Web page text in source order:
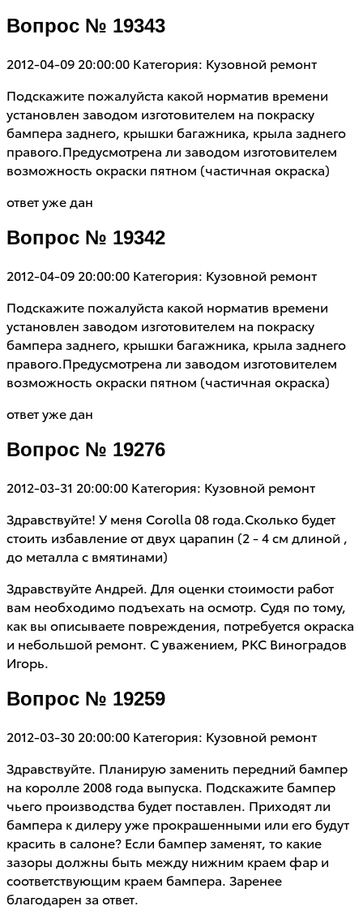
Вопрос № 19343
2012-04-09 20:00:00 Категория: Кузовной ремонт
Подскажите пожалуйста какой норматив времени
установлен заводом изготовителем на покраску
бампера заднего, крышки багажника, крыла заднего
правого.Предусмотрена ли заводом изготовителем
возможность окраски пятном (частичная окраска)
ответ уже дан
Вопрос № 19342
2012-04-09 20:00:00 Категория: Кузовной ремонт
Подскажите пожалуйста какой норматив времени
установлен заводом изготовителем на покраску
бампера заднего, крышки багажника, крыла заднего
правого.Предусмотрена ли заводом изготовителем
возможность окраски пятном (частичная окраска)
ответ уже дан
Вопрос № 19276
2012-03-31 20:00:00 Категория: Кузовной ремонт
Здравствуйте! У меня Corolla 08 года.Сколько будет
стоить избавление от двух царапин (2 - 4 см длиной ,
до металла с вмятинами)
Здравствуйте Андрей. Для оценки стоимости работ
вам необходимо подъехать на осмотр. Судя по тому,
как вы описываете повреждения, потребуется окраска
и небольшой ремонт. С уважением, РКС Виноградов
Игорь.
Вопрос № 19259
2012-03-30 20:00:00 Категория: Кузовной ремонт
Здравствуйте. Планирую заменить передний бампер
на королле 2008 года выпуска. Подскажите бампер
чьего производства будет поставлен. Приходят ли
бампера к дилеру уже прокрашенными или его будут
красить в салоне? Если бампер заменят, то какие
зазоры должны быть между нижним краем фар и
соответствующим краем бампера. Заренее
благодарен за ответ.